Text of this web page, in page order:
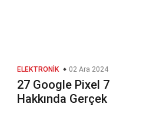
ELEKTRONIK 02 Ara 2024
27 Google Pixel 7
Hakkında Gerçek